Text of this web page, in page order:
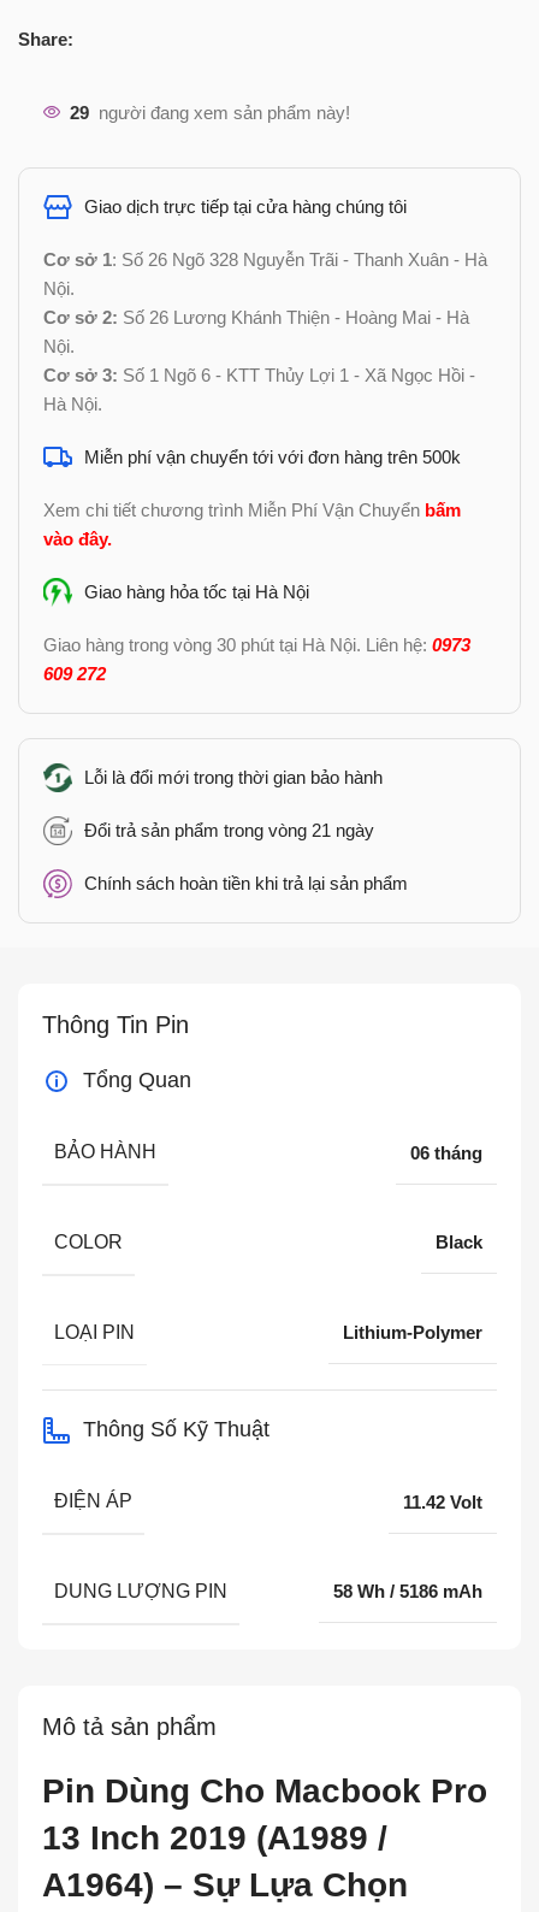
Share:
29 người đang xem sản phẩm này!
Giao dịch trực tiếp tại cửa hàng chúng tôi
Cơ sở 1: Số 26 Ngõ 328 Nguyễn Trãi - Thanh Xuân - Hà
Nội.
Cơ sở 2: Số 26 Lương Khánh Thiện - Hoàng Mai - Hà
Nội.
Cơ sở 3: Số 1 Ngõ 6 - KTT Thủy Lợi 1 - Xã Ngọc Hồi -
Hà Nội.
Miễn phí vận chuyển tới với đơn hàng trên 500k
Xem chi tiết chương trình Miễn Phí Vận Chuyển bấm
vào đây.
Giao hàng hỏa tốc tại Hà Nội
Giao hàng trong vòng 30 phút tại Hà Nội. Liên hệ:0973
609 272
Lỗi là đổi mới trong thời gian bảo hành
Đổi trả sản phẩm trong vòng 21 ngày
Chính sách hoàn tiền khi trả lại sản phẩm
Mô tả sản phẩm
Pin Dùng Cho Macbook Pro
13 Inch 2019 (A1989 /
A1964) – Sự Lựa Chọn
Thông Tin Pin
Tổng Quan
BẢO HÀNH 06 tháng
COLOR Black
LOẠI PIN Lithium-Polymer
Thông Số Kỹ Thuật
ĐIỆN ÁP 11.42 Volt
DUNG LƯỢNG PIN 58 Wh / 5186 mAh